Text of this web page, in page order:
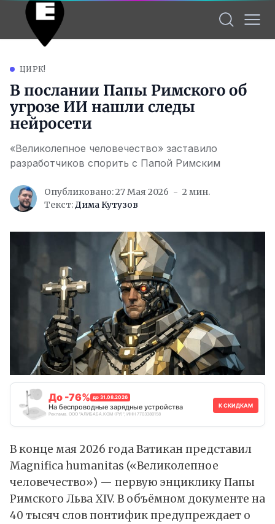
ЦИРК!
В послании Папы Римского об
угрозе ИИ нашли следы
нейросети
«Великолепное человечество» заставило
разработчиков спорить с Папой Римским
Опубликовано: 27 Мая 2026
2 мин.
Текст:Дима Кутузов
До -76% до 31.08.2026
На беспроводные зарядные устройства
Реклама. ООО "АЛИБАБА.КОМ (РУ)", ИНН 7703380158
К СКИДКАМ
В конце мая 2026 года Ватикан представил
Magnifica humanitas («Великолепное
человечество») — первую энциклику Папы
Римского Льва XIV. В объёмном документе на
40 тысяч слов понтифик предупреждает о